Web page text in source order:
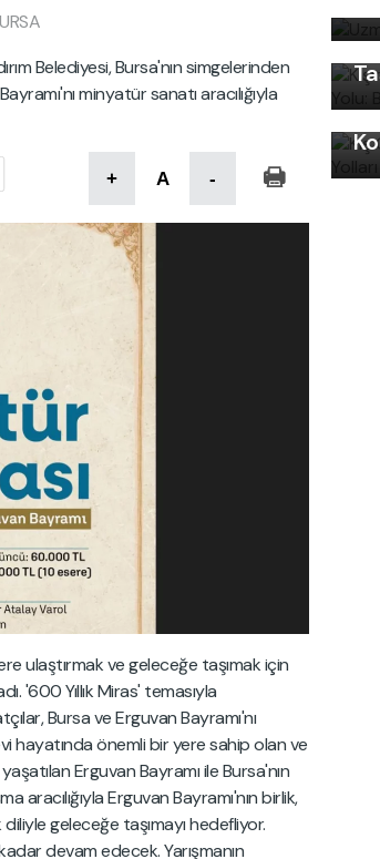
Belediyesi, Bursa'nın simgelerinden
minyatür sanatı aracılığıyla
+ A -
ulaştırmak ve geleceğe taşımak için
'600 Yıllık Miras' temasıyla
Bursa ve Erguvan Bayramı'nı
hayatında önemli bir yere sahip olan ve
Erguvan Bayramı ile Bursa'nın
aracılığıyla Erguvan Bayramı'nın birlik,
geleceğe taşımayı hedefliyor.
devam edecek. Yarışmanın